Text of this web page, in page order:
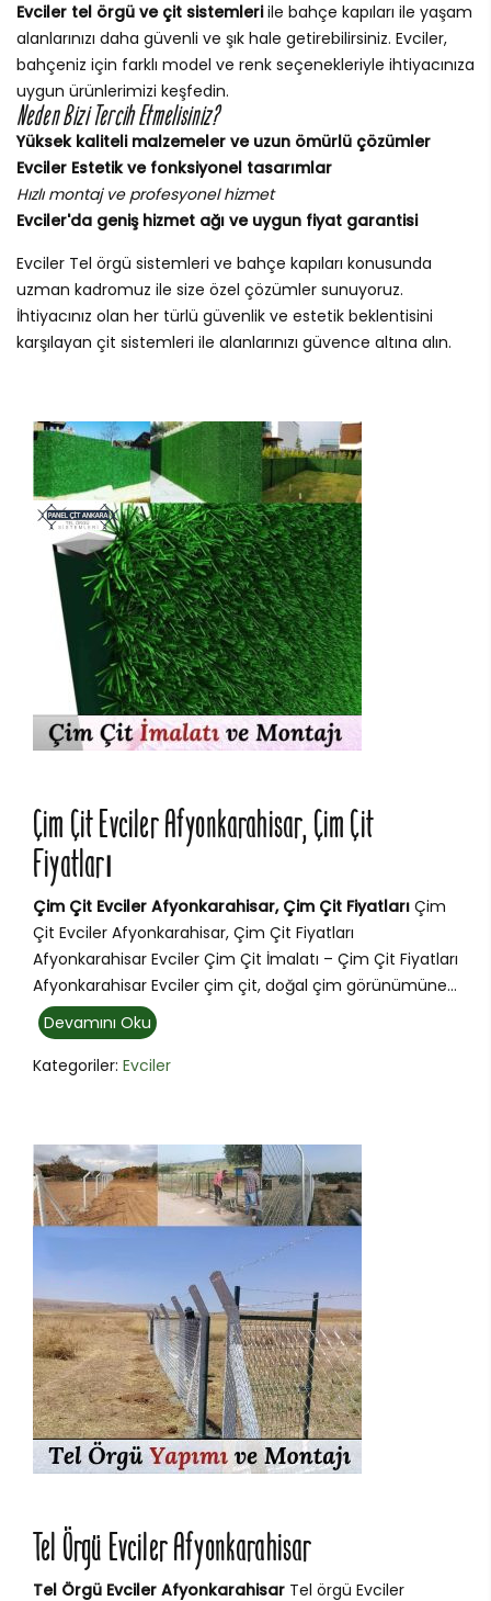
Evciler tel örgü ve çit sistemleriile bahçe kapıları ile yaşam
alanlarınızı daha güvenli ve şık hale getirebilirsiniz. Evciler,
bahçeniz için farklı model ve renk seçenekleriyle ihtiyacınıza
uygun ürünlerimizi keşfedin.
Neden Bizi Tercih Etmelisiniz?
Yüksek kaliteli malzemeler ve uzun ömürlü çözümler
Evciler Estetik ve fonksiyonel tasarımlar
Hızlı montaj ve profesyonel hizmet
Evciler'da geniş hizmet ağı ve uygun fiyat garantisi
Evciler Tel örgü sistemleri ve bahçe kapıları konusunda
uzman kadromuz ile size özel çözümler sunuyoruz.
İhtiyacınız olan her türlü güvenlik ve estetik beklentisini
karşılayan çit sistemleri ile alanlarınızı güvence altına alın.
Çim Çit Evciler Afyonkarahisar, Çim Çit
Fiyatları
Çim Çit Evciler Afyonkarahisar, Çim Çit Fiyatları Çim
Çit Evciler Afyonkarahisar, Çim Çit Fiyatları
Afyonkarahisar Evciler Çim Çit İmalatı – Çim Çit Fiyatları
Afyonkarahisar Evciler çim çit, doğal çim görünümüne...
Devamını Oku
Kategoriler: Evciler
Tel Örgü Evciler Afyonkarahisar
Tel Örgü Evciler Afyonkarahisar Tel örgü Evciler